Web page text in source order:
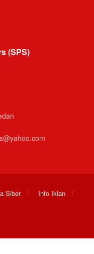
(SPS)
Siber
Info Iklan